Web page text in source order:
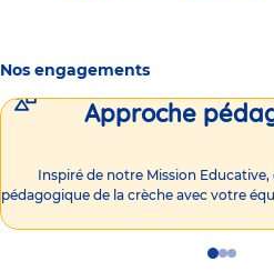
Nos engagements
Approche
Inspiré de notre Mission
pédagogique de la crèche avec votre
GoGoGo